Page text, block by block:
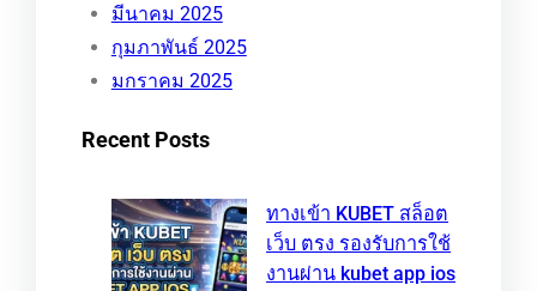
มีนาคม 2025
กุมภาพันธ์ 2025
มกราคม 2025
Recent Posts
ทางเข้า KUBET สล็อต
เว็บ ตรง รองรับการใช้
งานผ่าน kubet app ios